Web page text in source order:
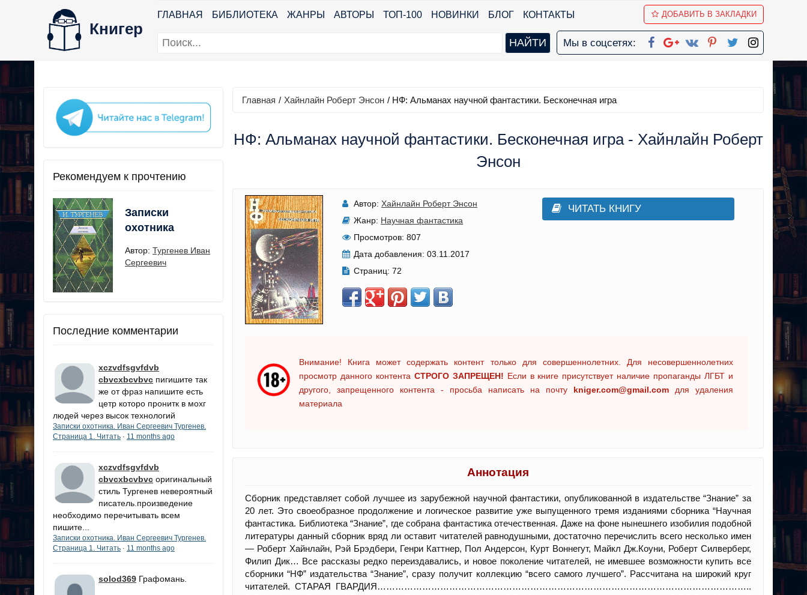
Книгер
ГЛАВНАЯ БИБЛИОТЕКА ЖАНРЫ АВТОРЫ ТОП-100 НОВИНКИ БЛОГ КОНТАКТЫ ДОБАВИТЬ В ЗАКЛАДКИ
Мы в соцсетях:
Рекомендуем к прочтению
Записки
охотника
Автор: Тургенев Иван
Сергеевич
Последние комментарии
xczvdfsgvfdvb
cbvcxbcvbvc пигишите так
же от фраз напишите есть
цетр которо пронитк в мохг
людей через высок технологий
Записки охотника. Иван Сергеевич Тургенев.
Страница 1. Читать · 11 months ago
xczvdfsgvfdvb
cbvcxbcvbvc оригинальный
стиль Тургенев невероятный
писатель.произведение
необходимо перечитывать всем
пишите...
Записки охотника. Иван Сергеевич Тургенев.
Страница 1. Читать · 11 months ago
solod369 Графомань.
Главная / Хайнлайн Роберт Энсон / НФ: Альманах научной фантастики. Бесконечная игра
НФ: Альманах научной фантастики. Бесконечная игра - Хайнлайн Роберт
Энсон
Автор: Хайнлайн Роберт Энсон
Жанр: Научная фантастика
Просмотров: 807
Дата добавления: 03.11.2017
Страниц: 72
ЧИТАТЬ КНИГУ
Внимание! Книга может содержать контент только для совершеннолетних. Для несовершеннолетних
просмотр данного контента СТРОГО ЗАПРЕЩЕН! Если в книге присутствует наличие пропаганды ЛГБТ и
другого, запрещенного контента - просьба написать на почту kniger.com@gmail.com для удаления
материала
Аннотация
Сборник представляет собой лучшее из зарубежной научной фантастики, опубликованной в издательстве “Знание” за
20 лет. Это своеобразное продолжение и логическое развитие уже выпущенного тремя изданиями сборника “Научная
фантастика. Библиотека “Знание”, где собрана фантастика отечественная. Даже на фоне нынешнего изобилия подобной
литературы данный сборник вряд ли оставит читателей равнодушными, достаточно перечислить всего несколько имен
— Роберт Хайнлайн, Рэй Брэдбери, Генри Каттнер, Пол Андерсон, Курт Воннегут, Майкл Дж.Коуни, Роберт Силверберг,
Филип Дик… Все рассказы редко переиздавались, и новое поколение читателей, не имевшее возможности купить все
сборники “НФ” издательства “Знание”, сразу получит коллекцию “всего самого лучшего”. Рассчитана на широкий круг
читателей. СТАРАЯ ГВАРДИЯ……………………………………………………………………………………………………………..